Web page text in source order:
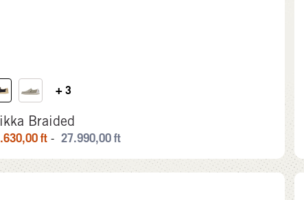
+ 3
Braided
ft - 27.990,00ft